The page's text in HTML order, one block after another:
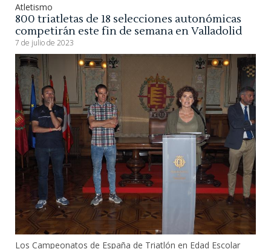
Atletismo
800 triatletas de 18 selecciones autonómicas
competirán este fin de semana en Valladolid
7 de julio de 2023
Los Campeonatos de España de Triatlón en Edad Escolar